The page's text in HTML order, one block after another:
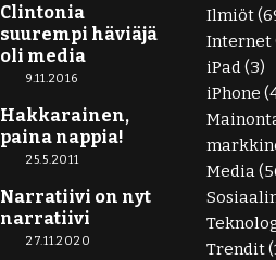
Clintonia
suurempi häviäjä
oli media
9.11.2016
Hakkarainen,
paina nappia!
25.5.2011
Narratiivi on nyt
narratiivi
27.11.2020
Ilmiöt
Internet
iPad (3)
iPhone
Media
Trendit